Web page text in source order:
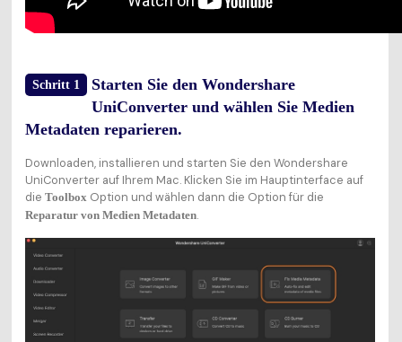
Schritt 1
Starten Sie den Wondershare
UniConverter und wählen Sie Medien
Metadaten reparieren.
Downloaden, installieren und starten Sie den Wondershare
UniConverter auf Ihrem Mac. Klicken Sie im Hauptinterface auf
die ToolboxOption und wählen dann die Option für die
Reparatur von Medien Metadaten.